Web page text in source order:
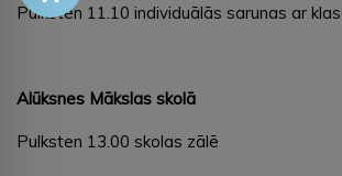
Pulksten 11.10 individuālās sarunas ar
Alūksnes Mākslas skolā
Pulksten 13.00 skolas zālē